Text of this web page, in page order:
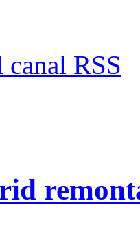
canal RSS